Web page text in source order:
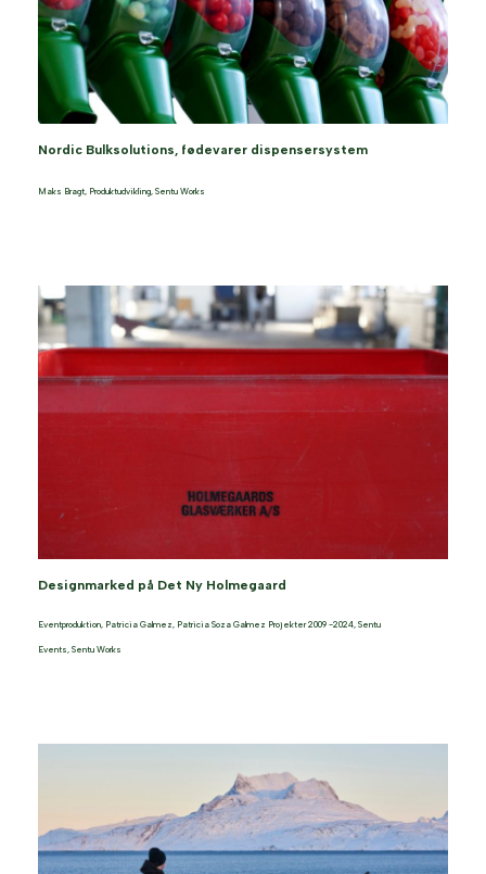
Nordic Bulksolutions, fødevarer dispensersystem
Maks Bragt Produktudvikling Sentu Works
Designmarked på Det Ny Holmegaard
Eventproduktion Patricia Galmez Patricia Soza Galmez Projekter 2009 -2024 Sentu
Events Sentu Works